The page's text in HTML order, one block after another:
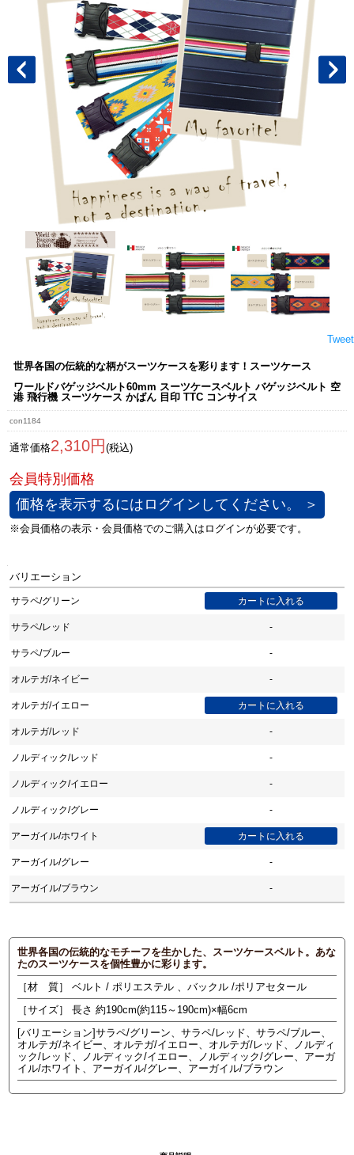
Tweet
世界各国の伝統的な柄がスーツケースを彩ります！スーツケース
ワールドバゲッジベルト60mm スーツケースベルト バゲッジベルト 空
港 飛行機 スーツケース かばん 目印 TTC コンサイス
con1184
通常価格2,310円 (税込)
価格を表示するにはログインしてください。 ＞
バリエーション
サラペ/グリーン
サラペ/レッド -
サラペ/ブルー -
オルテガ/ネイビー -
オルテガ/イエロー
オルテガ/レッド -
ノルディック/レッド -
ノルディック/イエロー -
ノルディック/グレー -
アーガイル/ホワイト
アーガイル/グレー -
アーガイル/ブラウン -
世界各国の伝統的なモチーフを生かした、スーツケースベルト。あな
たのスーツケースを個性豊かに彩ります。
［材 質］ ベルト / ポリエステル 、バックル /ポリアセタール
［サイズ］ 長さ 約190cm(約115～190cm)×幅6cm
[バリエーション]サラペ/グリーン、サラペ/レッド、サラペ/ブルー、
オルテガ/ネイビー、オルテガ/イエロー、オルテガ/レッド、ノルディ
ック/レッド、ノルディック/イエロー、ノルディック/グレー、アーガ
イル/ホワイト、アーガイル/グレー、アーガイル/ブラウン